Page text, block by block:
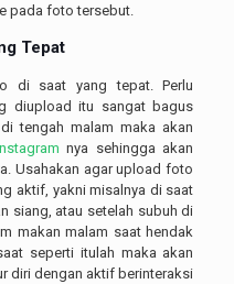
pada foto tersebut.
Tepat
di saat yang tepat. Perlu
diupload itu sangat bagus
tengah malam maka akan
nya sehingga akan
Usahakan agar upload foto
aktif, yakni misalnya di saat
siang, atau setelah subuh di
makan malam saat hendak
seperti itulah maka akan
diri dengan aktif berinteraksi